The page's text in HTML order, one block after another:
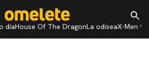
díaHouse Of The DragonLa odiseaX-Men 97